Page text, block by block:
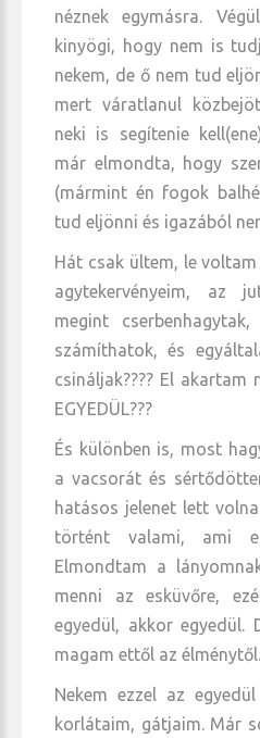
néznek egymásra.
kinyögi, hogy nem is
nekem, de ő nem tud
mert váratlanul
neki is segítenie
már elmondta, hogy
(mármint én fogok
tud eljönni és igazából
Hát csak ültem, le
agytekervényeim, az
megint
számíthatok, és
csináljak???? El akartam
EGYEDÜL???
És különben is, most
a vacsorát és
hatásos jelenet lett
történt valami, ami
Elmondtam a
menni az esküvőre,
egyedül, akkor egyedül.
magam ettől az élménytől.
Nekem ezzel az
korlátaim, gátjaim. Már